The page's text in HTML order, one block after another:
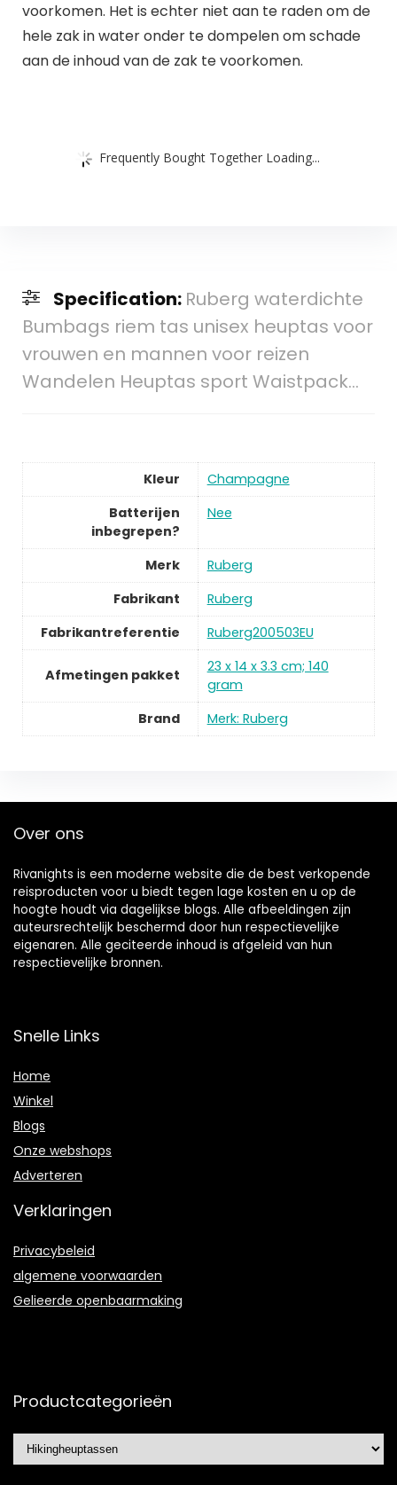
voorkomen. Het is echter niet aan te raden om de
hele zak in water onder te dompelen om schade
aan de inhoud van de zak te voorkomen.
Frequently Bought Together Loading...
Specification: Ruberg waterdichte
Bumbags riem tas unisex heuptas voor
vrouwen en mannen voor reizen
Wandelen Heuptas sport Waistpack…
Kleur
Champagne
Batterijen
inbegrepen?
Nee
Merk
Ruberg
Fabrikant
Ruberg
Fabrikantreferentie
Ruberg200503EU
Afmetingen pakket
23 x 14 x 3.3 cm; 140
gram
Brand
Merk: Ruberg
Over ons
Rivanights is een moderne website die de best verkopende
reisproducten voor u biedt tegen lage kosten en u op de
hoogte houdt via dagelijkse blogs. Alle afbeeldingen zijn
auteursrechtelijk beschermd door hun respectievelijke
eigenaren. Alle geciteerde inhoud is afgeleid van hun
respectievelijke bronnen.
Snelle Links
Home
Winkel
Blogs
Onze webshops
Adverteren
Verklaringen
Privacybeleid
algemene voorwaarden
Gelieerde openbaarmaking
Productcategorieën